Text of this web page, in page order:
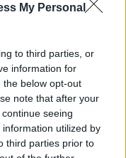
My Personal
to third parties, or
information for
the below opt-out
note that after your
seeing
utilized by
third parties prior to
în
Harry nu